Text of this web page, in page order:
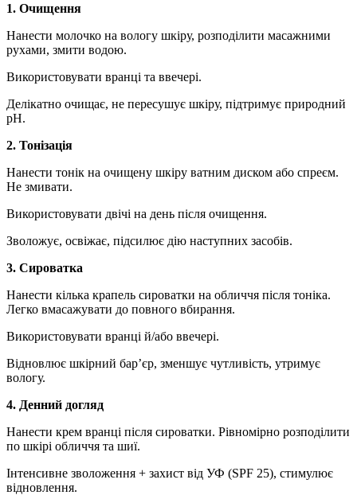
1. Очищення
Нанести молочко на вологу шкіру, розподілити масажними
рухами, змити водою.
Використовувати вранці та ввечері.
Делікатно очищає, не пересушує шкіру, підтримує природний
pH.
2. Тонізація
Нанести тонік на очищену шкіру ватним диском або спреєм.
Не змивати.
Використовувати двічі на день після очищення.
Зволожує, освіжає, підсилює дію наступних засобів.
3. Сироватка
Нанести кілька крапель сироватки на обличчя після тоніка.
Легко вмасажувати до повного вбирання.
Використовувати вранці й/або ввечері.
Відновлює шкірний бар’єр, зменшує чутливість, утримує
вологу.
4. Денний догляд
Нанести крем вранці після сироватки. Рівномірно розподілити
по шкірі обличчя та шиї.
Інтенсивне зволоження + захист від УФ (SPF 25), стимулює
відновлення.